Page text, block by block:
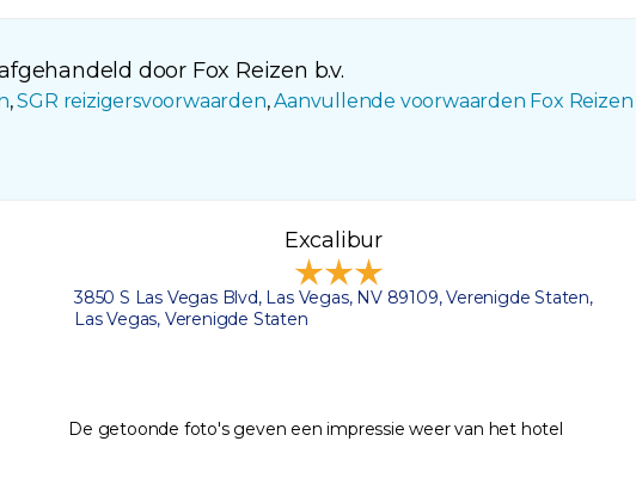
door Fox Reizen b.v.
,SGR reizigersvoorwaarden,Aanvullende voorwaarden Fox Reizen
Excalibur
3850 S Las Vegas Blvd, Las Vegas, NV 89109, Verenigde Staten,
Las Vegas, Verenigde Staten
De getoonde foto's geven een impressie weer van het hotel